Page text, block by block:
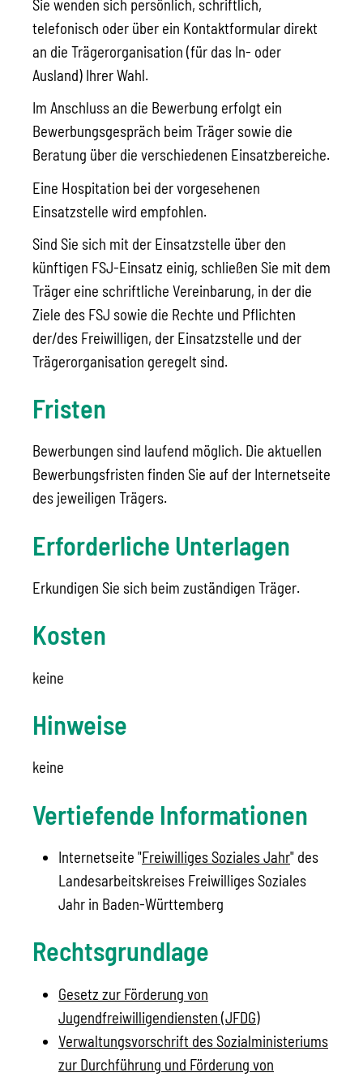
Sie wenden sich persönlich, schriftlich,
telefonisch oder über ein Kontaktformular direkt
an die Trägerorganisation (für das In- oder
Ausland) Ihrer Wahl.
Im Anschluss an die Bewerbung erfolgt ein
Bewerbungsgespräch beim Träger sowie die
Beratung über die verschiedenen Einsatzbereiche.
Eine Hospitation bei der vorgesehenen
Einsatzstelle wird empfohlen.
Sind Sie sich mit der Einsatzstelle über den
künftigen FSJ-Einsatz einig, schließen Sie mit dem
Träger eine schriftliche Vereinbarung, in der die
Ziele des FSJ sowie die Rechte und Pflichten
der/des Freiwilligen, der Einsatzstelle und der
Trägerorganisation geregelt sind.
Fristen
Bewerbungen sind laufend möglich. Die aktuellen
Bewerbungsfristen finden Sie auf der Internetseite
des jeweiligen Trägers.
Erforderliche Unterlagen
Erkundigen Sie sich beim zuständigen Träger.
Kosten
keine
Hinweise
keine
Vertiefende Informationen
Internetseite "Freiwilliges Soziales Jahr" des
Landesarbeitskreises Freiwilliges Soziales
Jahr in Baden-Württemberg
Rechtsgrundlage
Gesetz zur Förderung von
Jugendfreiwilligendiensten (JFDG)
Verwaltungsvorschrift des Sozialministeriums
zur Durchführung und Förderung von